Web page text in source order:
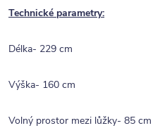
Technické parametry:
Délka- 229 cm
Výška- 160 cm
Volný prostor mezi lůžky- 85 cm